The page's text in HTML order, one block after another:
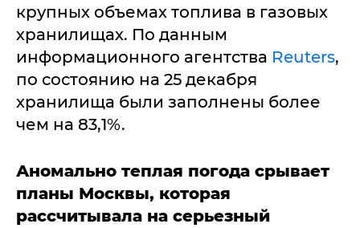
крупных объемах топлива в газовых
хранилищах. По данным
информационного агентства Reuters,
по состоянию на 25 декабря
хранилища были заполнены более
чем на 83,1%.
Аномально теплая погода срывает
планы Москвы, которая
рассчитывала на серьезный